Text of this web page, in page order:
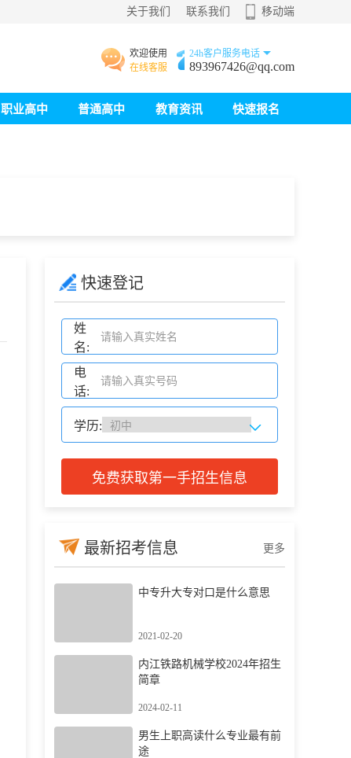
关于我们 联系我们 移动端
欢迎使用
在线客服
24h客户服务电话
893967426@qq.com
职业高中 普通高中 教育资讯 快速报名
快速登记
姓
名:
电
话:
学历:
免费获取第一手招生信息
最新招考信息 更多
中专升大专对口是什么意思
2021-02-20
内江铁路机械学校2024年招生
简章
2024-02-11
男生上职高读什么专业最有前
途